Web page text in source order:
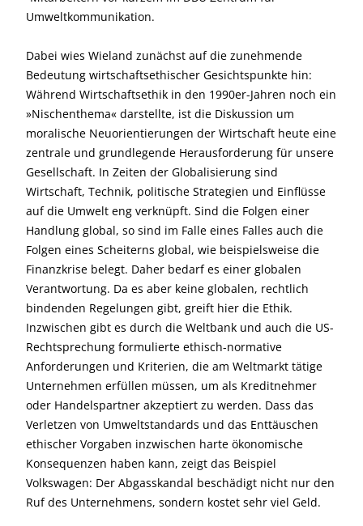
Umweltkommunikation.
Dabei wies Wieland zunächst auf die zunehmende
Bedeutung wirtschafts­ethischer Gesichtspunkte hin:
Während Wirtschaftsethik in den 1990er-Jahren noch ein
»Nischenthema« darstellte, ist die Diskussion um
moralische Neuorientierungen der Wirtschaft heute eine
zentrale und grundlegende Herausforderung für unsere
Gesellschaft. In Zeiten der Globalisierung sind
Wirtschaft, Technik, politische Strategien und Einflüsse
auf die Umwelt eng verknüpft. Sind die Folgen einer
Handlung global, so sind im Falle eines Falles auch die
Folgen eines Scheiterns global, wie beispielsweise die
Finanzkrise belegt. Daher bedarf es einer globalen
Verantwortung. Da es aber keine globalen, rechtlich
bindenden Regelungen gibt, greift hier die Ethik.
Inzwischen gibt es durch die Weltbank und auch die US-
Rechtsprechung formulierte ethisch-normative
Anforderungen und Kriterien, die am Weltmarkt tätige
Unternehmen erfüllen müssen, um als Kreditnehmer
oder Handelspartner akzeptiert zu werden. Dass das
Verletzen von Umweltstandards und das Enttäuschen
ethischer Vorgaben inzwischen harte ökonomische
Konsequenzen haben kann, zeigt das Beispiel
Volkswagen: Der Abgasskandal beschädigt nicht nur den
Ruf des Unternehmens, sondern kostet sehr viel Geld.